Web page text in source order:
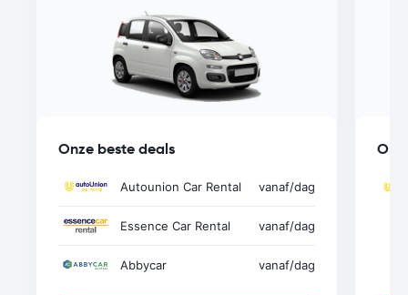
Onze beste deals
Autounion Car Rental vanaf/dag
Essence Car Rental vanaf/dag
Abbycar vanaf/dag